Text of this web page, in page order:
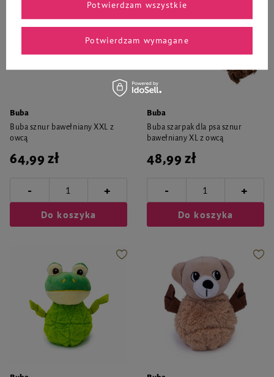
Buba
Buba sznur bawełniany XXL z
owcą
64,99 zł
- +
Do koszyka
Buba
Buba szarpak dla psa sznur
bawełniany XL z owcą
48,99 zł
- +
Do koszyka
Potwierdzam wymagane
Potwierdzam wszystkie